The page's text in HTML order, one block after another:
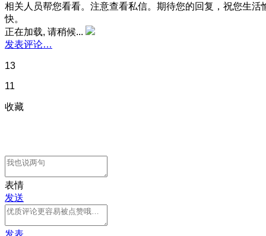
相关人员帮您看看。注意查看私信。期待您的回复，祝您生活
快。
正在加载, 请稍候...
发表评论…
13
11
收藏
表情
发送
发表